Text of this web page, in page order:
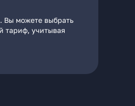
Вы можете выбрать
тариф, учитывая